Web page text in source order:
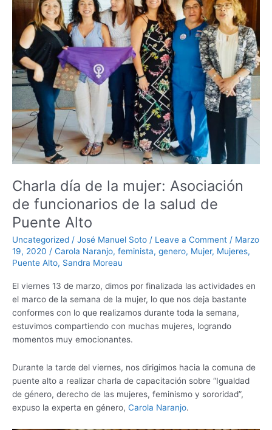
Charla día de la mujer: Asociación
de funcionarios de la salud de
Puente Alto
Uncategorized / José Manuel Soto / Leave a Comment / Marzo
19, 2020 / Carola Naranjo, feminista, genero, Mujer, Mujeres,
Puente Alto, Sandra Moreau
El viernes 13 de marzo, dimos por finalizada las actividades en
el marco de la semana de la mujer, lo que nos deja bastante
conformes con lo que realizamos durante toda la semana,
estuvimos compartiendo con muchas mujeres, logrando
momentos muy emocionantes.
Durante la tarde del viernes, nos dirigimos hacia la comuna de
puente alto a realizar charla de capacitación sobre “Igualdad
de género, derecho de las mujeres, feminismo y sororidad”,
expuso la experta en género, Carola Naranjo.
de
funcionarios
salud
de
Puente